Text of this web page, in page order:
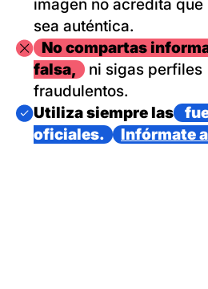
imagen no acredita que
sea auténtica.
ImagenNo compartas
falsa,
ni sigas perfiles
fraudulentos.
Imagen
Utiliza siempre las
oficiales.
Infórmate